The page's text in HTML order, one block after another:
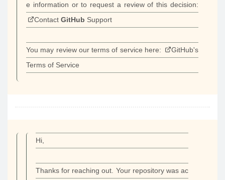
e information or to request a review of this decision:
Contact GitHub Support
You may review our terms of service here:
GitHub's
Terms of Service
Hi,
Thanks for reaching out. Your repository was ac